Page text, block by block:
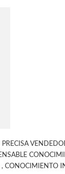
CONOCIMIENTO